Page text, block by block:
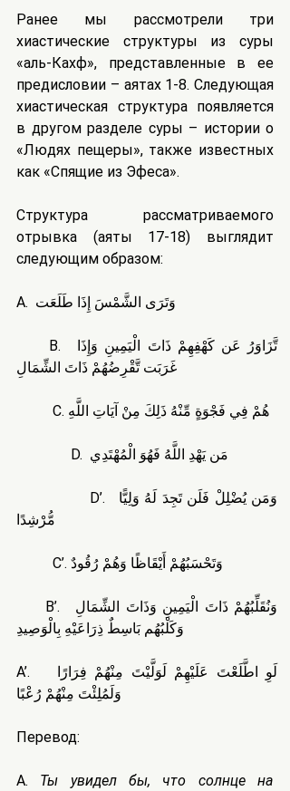
Ранее мы рассмотрели три
хиастические структуры из суры
«аль-Кахф», представленные в ее
предисловии – аятах 1-8. Следующая
хиастическая структура появляется
в другом разделе суры – истории о
«Людях пещеры», также известных
как «Спящие из Эфеса».
Структура рассматриваемого
отрывка (аяты 17-18) выглядит
следующим образом:
A.  وَتَرَى الشَّمْسَ إِذَا طَلَعَت
غَرَبَت تَّقْرِضُهُمْ ذَاتَ الشِّمَالِ
          C. هُمْ فِي فَجْوَةٍ مِّنْهُ ذَلِكَ مِنْ آيَاتِ اللَّهِ
               D.  مَن يَهْدِ اللَّهُ فَهُوَ الْمُهْتَدِي
مُّرْشِدًا
          C’. وَتَحْسَبُهُمْ أَيْقَاظًا وَهُمْ رُقُودٌ
وَكَلْبُهُم بَاسِطٌ ذِرَاعَيْهِ بِالْوَصِيدِ
A’.   لَوِ اطَّلَعْتَ عَلَيْهِمْ لَوَلَّيْتَ مِنْهُمْ فِرَارًا
وَلَمُلِئْتَ مِنْهُمْ رُعْبًا
Перевод:
A. Ты увидел бы, что солнце на